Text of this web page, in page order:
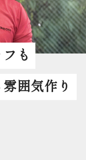
も
囲気作り